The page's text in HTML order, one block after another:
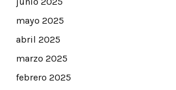
mayo 2025
abril 2025
marzo 2025
febrero 2025